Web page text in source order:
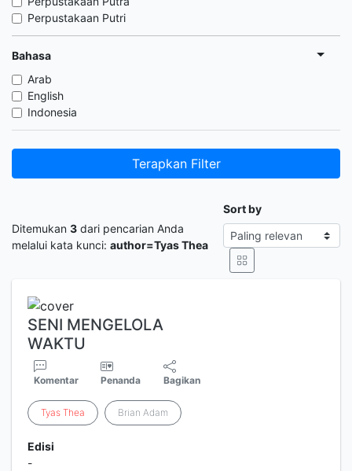
Perpustakaan Putri
Bahasa
Arab
English
Indonesia
Terapkan Filter
Ditemukan 3 dari pencarian Anda
melalui kata kunci: author=Tyas Thea
Sort by
SENI MENGELOLA
WAKTU
Komentar Penanda Bagikan
Tyas Thea Brian Adam
Edisi
-